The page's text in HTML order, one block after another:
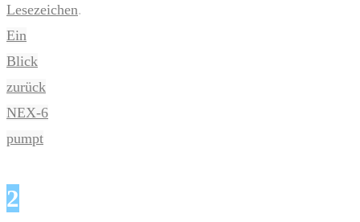
Lesezeichen.
Ein
Blick
zurück
NEX-6
pumpt
2